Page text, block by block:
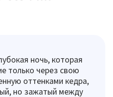
ночь, которая
только через свою
оттенками кедра,
но зажатый между